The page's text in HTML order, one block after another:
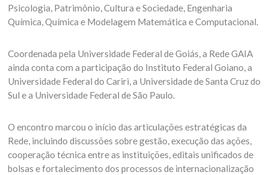
Psicologia, Patrimônio, Cultura e Sociedade, Engenharia
Química, Química e Modelagem Matemática e Computacional.
Coordenada pela Universidade Federal de Goiás, a Rede GAIA
ainda conta com a participação do Instituto Federal Goiano, a
Universidade Federal do Cariri, a Universidade de Santa Cruz do
Sul e a Universidade Federal de São Paulo.
O encontro marcou o início das articulações estratégicas da
Rede, incluindo discussões sobre gestão, execução das ações,
cooperação técnica entre as instituições, editais unificados de
bolsas e fortalecimento dos processos de internacionalização